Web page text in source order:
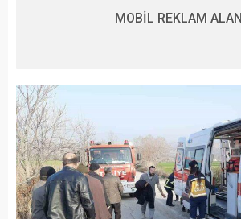
MOBİL REKLAM ALANI